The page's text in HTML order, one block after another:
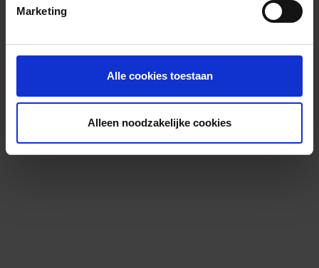
Marketing
Alle cookies toestaan
Alleen noodzakelijke cookies